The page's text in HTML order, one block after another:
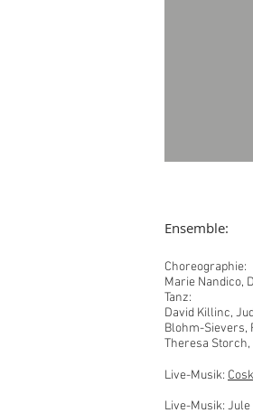
Ensemble:
Choreographie:
Marie Nandico,
Tanz:
David Killinc,
Blohm-Sievers,
Theresa
Live-Musik:
Live-Musik: